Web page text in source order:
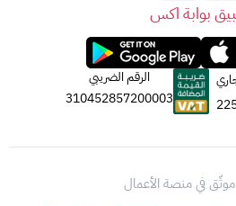
بوابة اكس
الرقم الضريبي
310452857200003
موثّق في منصة الأعمال